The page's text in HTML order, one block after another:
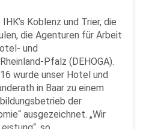
Koblenz und Trier, die
die Agenturen für Arbeit
und
Pfalz (DEHOGA).
wurde unser Hotel und
in Baar zu einem
der
ausgezeichnet. „Wir